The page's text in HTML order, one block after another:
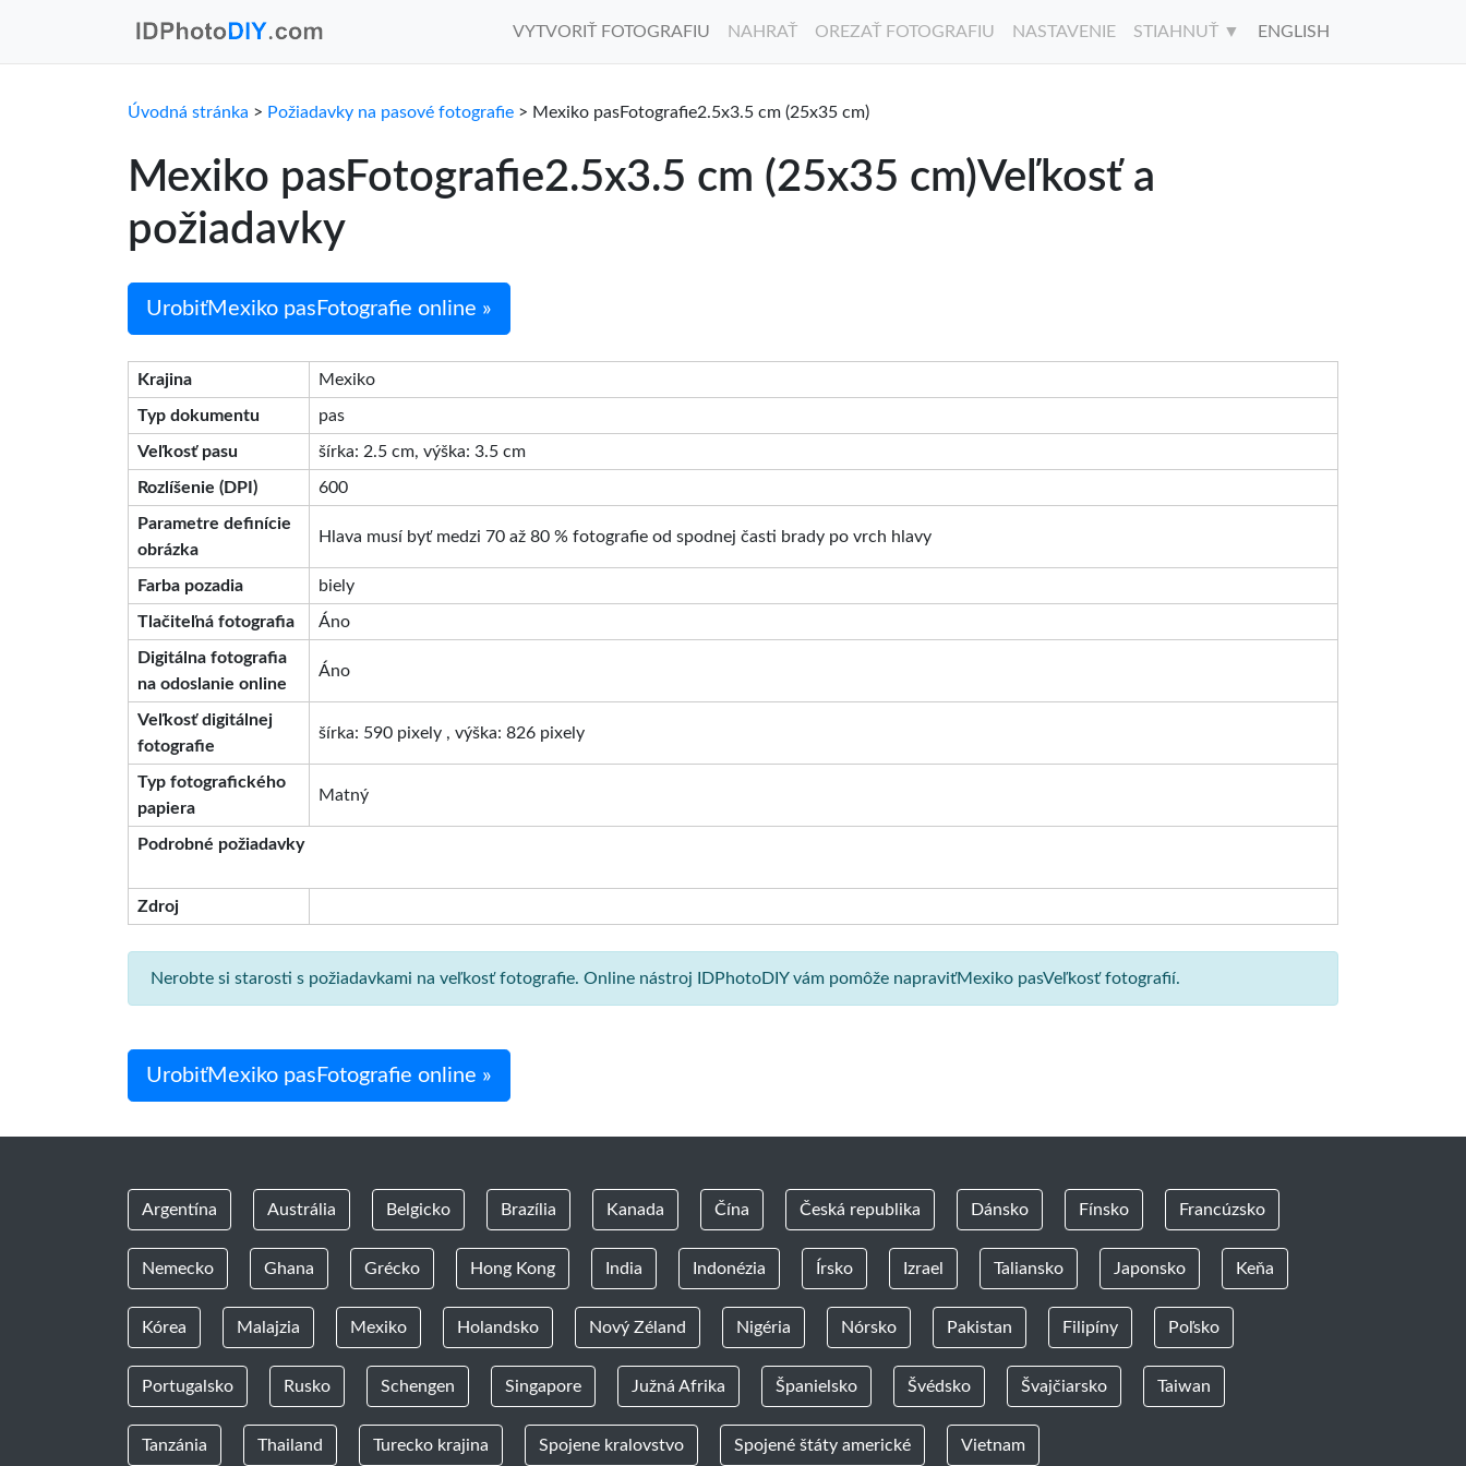
VYTVORIŤ FOTOGRAFIU NAHRAŤ OREZAŤ FOTOGRAFIU NASTAVENIE STIAHNUŤ ▼ ENGLISH
Úvodná stránka > Požiadavky na pasové fotografie > Mexiko pasFotografie2.5x3.5 cm (25x35 cm)
Mexiko pasFotografie2.5x3.5 cm (25x35 cm)Veľkosť a
požiadavky
UrobiťMexiko pasFotografie online »
Krajina Mexiko
Typ dokumentu pas
Veľkosť pasu šírka: 2.5 cm, výška: 3.5 cm
Rozlíšenie (DPI) 600
Parametre definície
obrázka
Hlava musí byť medzi 70 až 80 % fotografie od spodnej časti brady po vrch hlavy
Farba pozadia biely
Tlačiteľná fotografia Áno
Digitálna fotografia
na odoslanie online
Áno
Veľkosť digitálnej
fotografie
šírka: 590 pixely , výška: 826 pixely
Typ fotografického
papiera
Matný
Podrobné požiadavky
Zdroj
Nerobte si starosti s požiadavkami na veľkosť fotografie. Online nástroj IDPhotoDIY vám pomôže napraviťMexiko pasVeľkosť fotografií.
UrobiťMexiko pasFotografie online »
Argentína Austrália Belgicko Brazília Kanada Čína Česká republika Dánsko Fínsko Francúzsko
Nemecko Ghana Grécko Hong Kong India Indonézia Írsko Izrael Taliansko Japonsko Keňa
Kórea Malajzia Mexiko Holandsko Nový Zéland Nigéria Nórsko Pakistan Filipíny Poľsko
Portugalsko Rusko Schengen Singapore Južná Afrika Španielsko Švédsko Švajčiarsko Taiwan
Tanzánia Thailand Turecko krajina Spojene kralovstvo Spojené štáty americké Vietnam